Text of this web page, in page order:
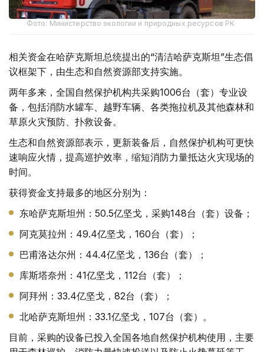
Фото: Министерство экологии и природных ресурсов РК
相关资金在哈萨克斯坦总统提出的“清洁哈萨克斯坦”生态倡
议框架下，由生态和自然资源部支持实施。
两年多来，全国自然保护机构共采购1006台（套）专业设
备，包括消防水罐车、越野车辆、各类拖拉机及其他森林和
草原火灾预防、扑救设备。
生态和自然资源部表示，更新装备后，自然保护机构可更快
速响应火情，提高巡护效率，缩短消防力量抵达火灾现场的
时间。
获得资金支持最多的地区分别为：
东哈萨克斯坦州：50.5亿坚戈，采购148台（套）设备；
阿克莫拉州：49.4亿坚戈，160台（套）；
巴甫洛达尔州：44.4亿坚戈，136台（套）；
库斯塔奈州：41亿坚戈，112台（套）；
阿拜州：33.4亿坚戈，82台（套）；
北哈萨克斯坦州：33.1亿坚戈，107台（套）。
目前，采购的设备已投入全国各地自然保护机构使用，主要